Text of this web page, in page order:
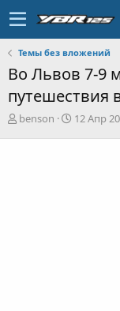
Темы без вложений
Во Львов 7-9
путешествия
А
benson
Д12 Апр